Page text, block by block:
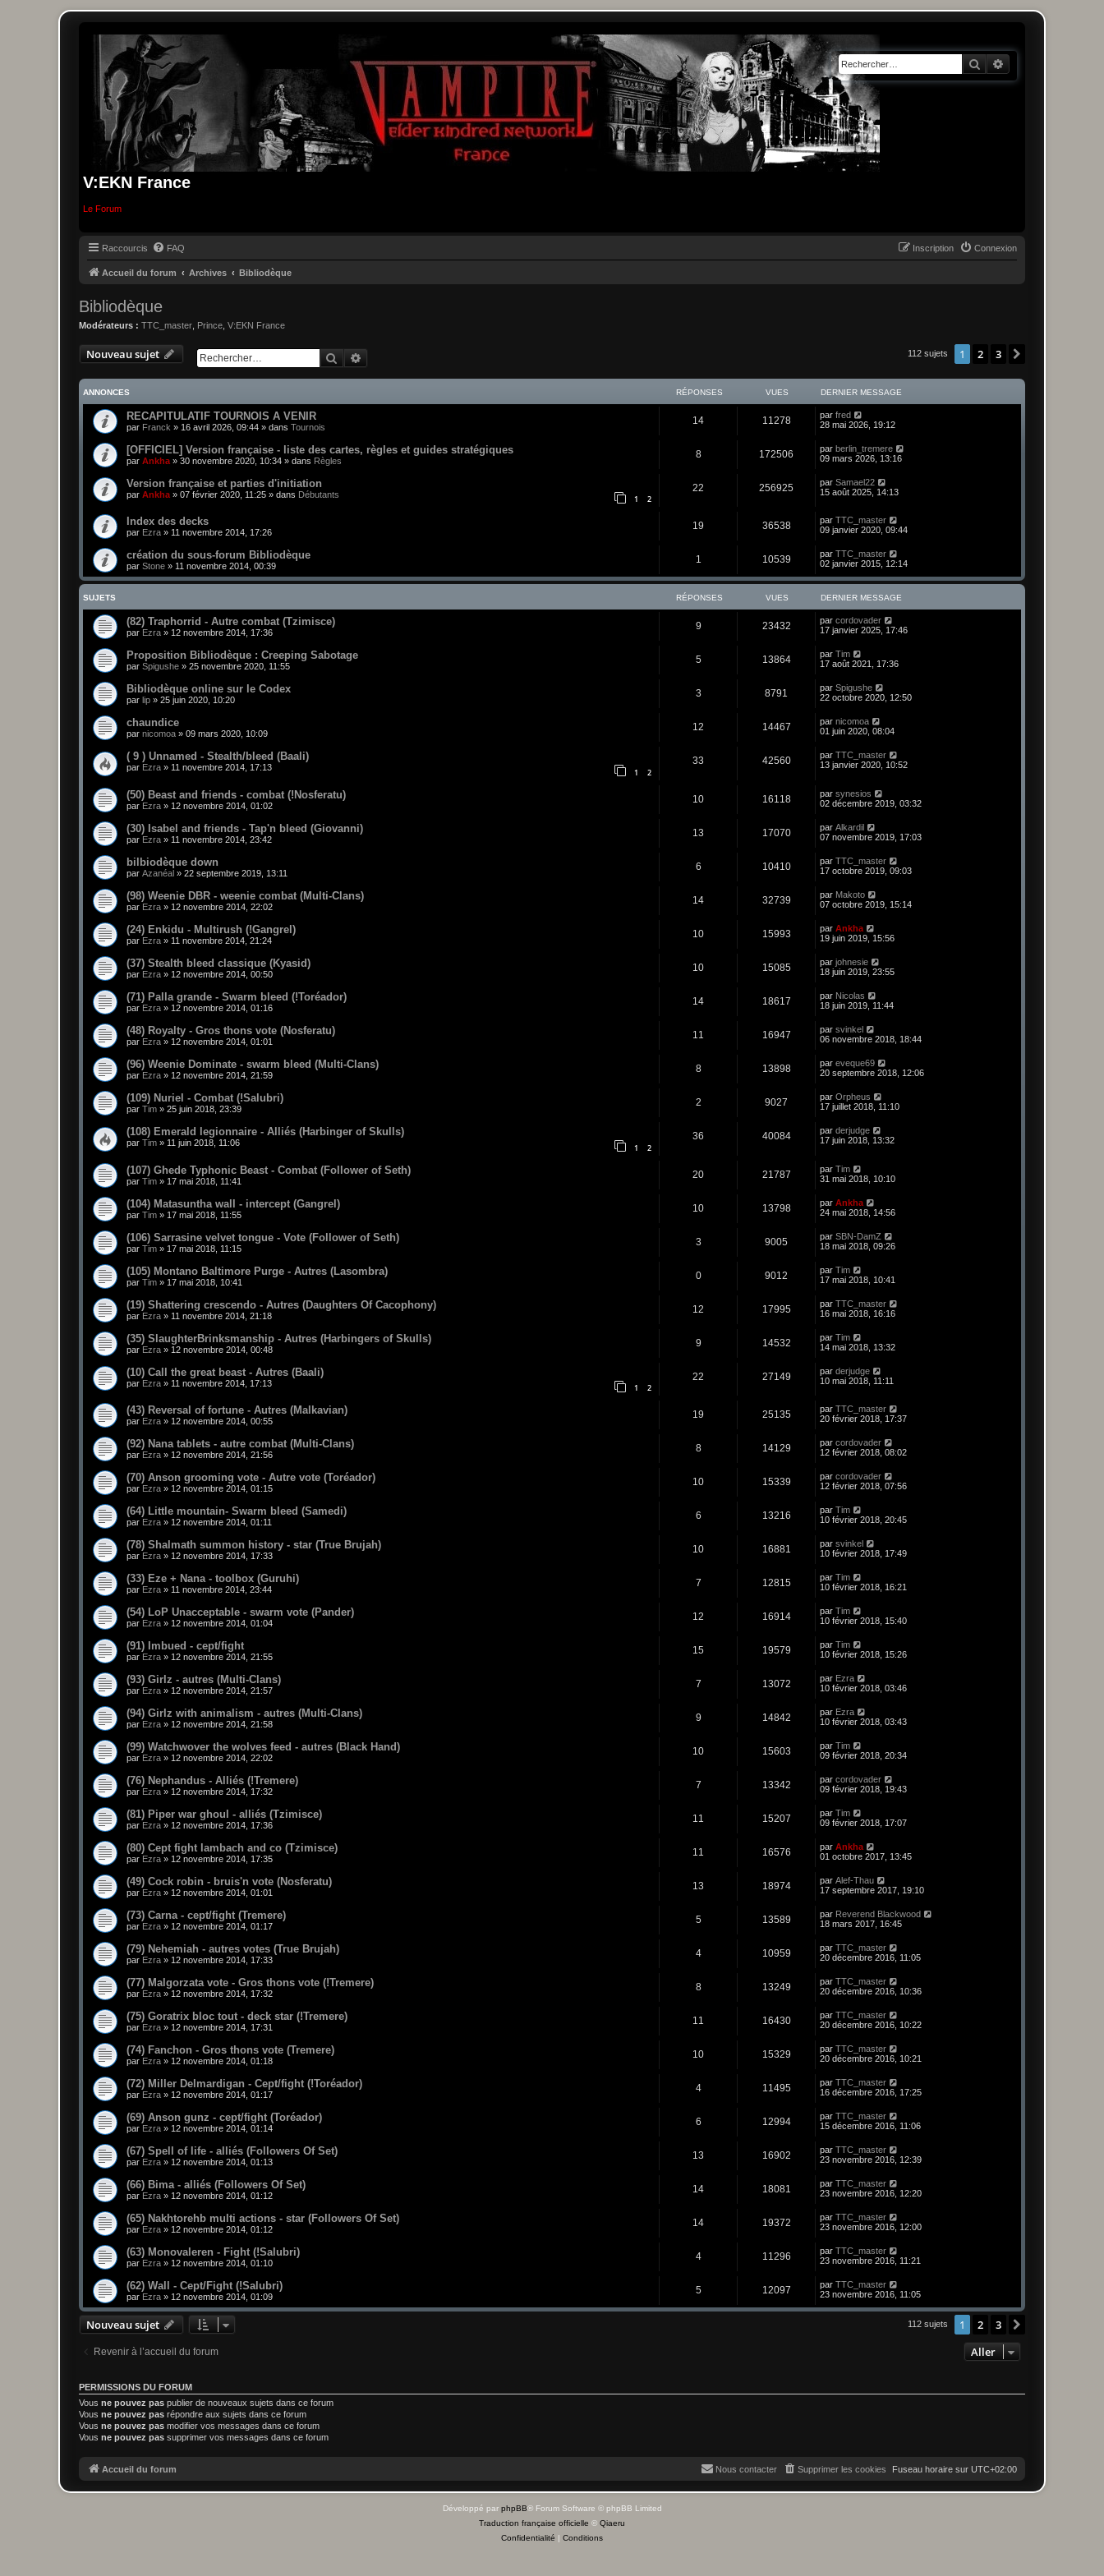
V:EKN France
Le Forum
Rechercher
Raccourcis FAQ Connexion
Inscription
Accueil du forum Archives Bibliodèque
Bibliodèque
Modérateurs : TTC_master Prince V:EKN France
Nouveau sujet Rechercher 112 sujets 1 2 3
ANNONCES RÉPONSES VUES DERNIER MESSAGE
RECAPITULATIF TOURNOIS A VENIR
par Franck » 16 avril 2026, 09:44 » dans Tournois
14 11278 par fred
28 mai 2026, 19:12
[OFFICIEL] Version française - liste des cartes, règles et guides stratégiques
par Ankha » 30 novembre 2020, 10:34 » dans Règles
8 172506 par berlin_tremere
09 mars 2026, 13:16
Version française et parties d'initiation
par Ankha » 07 février 2020, 11:25 » dans Débutants 1 2
22 256925 par Samael22
15 août 2025, 14:13
Index des decks
par Ezra » 11 novembre 2014, 17:26
19 36538 par TTC_master
09 janvier 2020, 09:44
création du sous-forum Bibliodèque
par Stone » 11 novembre 2014, 00:39
1 10539 par TTC_master
02 janvier 2015, 12:14
SUJETS RÉPONSES VUES DERNIER MESSAGE
(82) Traphorrid - Autre combat (Tzimisce)
par Ezra » 12 novembre 2014, 17:36
9 23432 par cordovader
17 janvier 2025, 17:46
Proposition Bibliodèque : Creeping Sabotage
par Spigushe » 25 novembre 2020, 11:55
5 13864 par Tim
17 août 2021, 17:36
Bibliodèque online sur le Codex
par lip » 25 juin 2020, 10:20
3 8791 par Spigushe
22 octobre 2020, 12:50
chaundice
par nicomoa » 09 mars 2020, 10:09
12 14467 par nicomoa
01 juin 2020, 08:04
( 9 ) Unnamed - Stealth/bleed (Baali)
par Ezra » 11 novembre 2014, 17:13 1 2
33 42560 par TTC_master
13 janvier 2020, 10:52
(50) Beast and friends - combat (!Nosferatu)
par Ezra » 12 novembre 2014, 01:02
10 16118 par synesios
02 décembre 2019, 03:32
(30) Isabel and friends - Tap'n bleed (Giovanni)
par Ezra » 11 novembre 2014, 23:42
13 17070 par Alkardil
07 novembre 2019, 17:03
bilbiodèque down
par Azanéal » 22 septembre 2019, 13:11
6 10410 par TTC_master
17 octobre 2019, 09:03
(98) Weenie DBR - weenie combat (Multi-Clans)
par Ezra » 12 novembre 2014, 22:02
14 32739 par Makoto
07 octobre 2019, 15:14
(24) Enkidu - Multirush (!Gangrel)
par Ezra » 11 novembre 2014, 21:24
10 15993 par Ankha
19 juin 2019, 15:56
(37) Stealth bleed classique (Kyasid)
par Ezra » 12 novembre 2014, 00:50
10 15085 par johnesie
18 juin 2019, 23:55
(71) Palla grande - Swarm bleed (!Toréador)
par Ezra » 12 novembre 2014, 01:16
14 18617 par Nicolas
18 juin 2019, 11:44
(48) Royalty - Gros thons vote (Nosferatu)
par Ezra » 12 novembre 2014, 01:01
11 16947 par svinkel
06 novembre 2018, 18:44
(96) Weenie Dominate - swarm bleed (Multi-Clans)
par Ezra » 12 novembre 2014, 21:59
8 13898 par eveque69
20 septembre 2018, 12:06
(109) Nuriel - Combat (!Salubri)
par Tim » 25 juin 2018, 23:39
2 9027 par Orpheus
17 juillet 2018, 11:10
(108) Emerald legionnaire - Alliés (Harbinger of Skulls)
par Tim » 11 juin 2018, 11:06 1 2
36 40084 par derjudge
17 juin 2018, 13:32
(107) Ghede Typhonic Beast - Combat (Follower of Seth)
par Tim » 17 mai 2018, 11:41
20 21787 par Tim
31 mai 2018, 10:10
(104) Matasuntha wall - intercept (Gangrel)
par Tim » 17 mai 2018, 11:55
10 13798 par Ankha
24 mai 2018, 14:56
(106) Sarrasine velvet tongue - Vote (Follower of Seth)
par Tim » 17 mai 2018, 11:15
3 9005 par SBN-DamZ
18 mai 2018, 09:26
(105) Montano Baltimore Purge - Autres (Lasombra)
par Tim » 17 mai 2018, 10:41
0 9012 par Tim
17 mai 2018, 10:41
(19) Shattering crescendo - Autres (Daughters Of Cacophony)
par Ezra » 11 novembre 2014, 21:18
12 17995 par TTC_master
16 mai 2018, 16:16
(35) SlaughterBrinksmanship - Autres (Harbingers of Skulls)
par Ezra » 12 novembre 2014, 00:48
9 14532 par Tim
14 mai 2018, 13:32
(10) Call the great beast - Autres (Baali)
par Ezra » 11 novembre 2014, 17:13 1 2
22 27149 par derjudge
10 mai 2018, 11:11
(43) Reversal of fortune - Autres (Malkavian)
par Ezra » 12 novembre 2014, 00:55
19 25135 par TTC_master
20 février 2018, 17:37
(92) Nana tablets - autre combat (Multi-Clans)
par Ezra » 12 novembre 2014, 21:56
8 14129 par cordovader
12 février 2018, 08:02
(70) Anson grooming vote - Autre vote (Toréador)
par Ezra » 12 novembre 2014, 01:15
10 15339 par cordovader
12 février 2018, 07:56
(64) Little mountain- Swarm bleed (Samedi)
par Ezra » 12 novembre 2014, 01:11
6 13216 par Tim
10 février 2018, 20:45
(78) Shalmath summon history - star (True Brujah)
par Ezra » 12 novembre 2014, 17:33
10 16881 par svinkel
10 février 2018, 17:49
(33) Eze + Nana - toolbox (Guruhi)
par Ezra » 11 novembre 2014, 23:44
7 12815 par Tim
10 février 2018, 16:21
(54) LoP Unacceptable - swarm vote (Pander)
par Ezra » 12 novembre 2014, 01:04
12 16914 par Tim
10 février 2018, 15:40
(91) Imbued - cept/fight
par Ezra » 12 novembre 2014, 21:55
15 19579 par Tim
10 février 2018, 15:26
(93) Girlz - autres (Multi-Clans)
par Ezra » 12 novembre 2014, 21:57
7 13072 par Ezra
10 février 2018, 03:46
(94) Girlz with animalism - autres (Multi-Clans)
par Ezra » 12 novembre 2014, 21:58
9 14842 par Ezra
10 février 2018, 03:43
(99) Watchwover the wolves feed - autres (Black Hand)
par Ezra » 12 novembre 2014, 22:02
10 15603 par Tim
09 février 2018, 20:34
(76) Nephandus - Alliés (!Tremere)
par Ezra » 12 novembre 2014, 17:32
7 13342 par cordovader
09 février 2018, 19:43
(81) Piper war ghoul - alliés (Tzimisce)
par Ezra » 12 novembre 2014, 17:36
11 15207 par Tim
09 février 2018, 17:07
(80) Cept fight lambach and co (Tzimisce)
par Ezra » 12 novembre 2014, 17:35
11 16576 par Ankha
01 octobre 2017, 13:45
(49) Cock robin - bruis'n vote (Nosferatu)
par Ezra » 12 novembre 2014, 01:01
13 18974 par Alef-Thau
17 septembre 2017, 19:10
(73) Carna - cept/fight (Tremere)
par Ezra » 12 novembre 2014, 01:17
5 13589 par Reverend Blackwood
18 mars 2017, 16:45
(79) Nehemiah - autres votes (True Brujah)
par Ezra » 12 novembre 2014, 17:33
4 10959 par TTC_master
20 décembre 2016, 11:05
(77) Malgorzata vote - Gros thons vote (!Tremere)
par Ezra » 12 novembre 2014, 17:32
8 13249 par TTC_master
20 décembre 2016, 10:36
(75) Goratrix bloc tout - deck star (!Tremere)
par Ezra » 12 novembre 2014, 17:31
11 16430 par TTC_master
20 décembre 2016, 10:22
(74) Fanchon - Gros thons vote (Tremere)
par Ezra » 12 novembre 2014, 01:18
10 15329 par TTC_master
20 décembre 2016, 10:21
(72) Miller Delmardigan - Cept/fight (!Toréador)
par Ezra » 12 novembre 2014, 01:17
4 11495 par TTC_master
16 décembre 2016, 17:25
(69) Anson gunz - cept/fight (Toréador)
par Ezra » 12 novembre 2014, 01:14
6 12994 par TTC_master
15 décembre 2016, 11:06
(67) Spell of life - alliés (Followers Of Set)
par Ezra » 12 novembre 2014, 01:13
13 16902 par TTC_master
23 novembre 2016, 12:39
(66) Bima - alliés (Followers Of Set)
par Ezra » 12 novembre 2014, 01:12
14 18081 par TTC_master
23 novembre 2016, 12:20
(65) Nakhtorehb multi actions - star (Followers Of Set)
par Ezra » 12 novembre 2014, 01:12
14 19372 par TTC_master
23 novembre 2016, 12:00
(63) Monovaleren - Fight (!Salubri)
par Ezra » 12 novembre 2014, 01:10
4 11296 par TTC_master
23 novembre 2016, 11:21
(62) Wall - Cept/Fight (!Salubri)
par Ezra » 12 novembre 2014, 01:09
5 12097 par TTC_master
23 novembre 2016, 11:05
Nouveau sujet 112 sujets 1 2 3
Revenir à l’accueil du forum Aller
PERMISSIONS DU FORUM
Vous ne pouvez pas publier de nouveaux sujets dans ce forum
Vous ne pouvez pas répondre aux sujets dans ce forum
Vous ne pouvez pas modifier vos messages dans ce forum
Vous ne pouvez pas supprimer vos messages dans ce forum
Accueil du forum Fuseau horaire sur UTC+02:00
Supprimer les cookies
Nous contacter
Développé par phpBB® Forum Software © phpBB Limited
Traduction française officielle © Qiaeru
Confidentialité | Conditions